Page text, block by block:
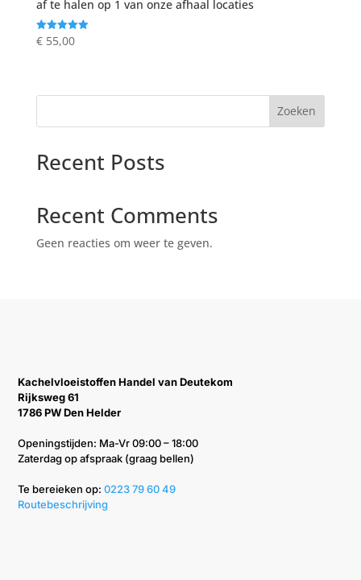
af te halen op 1 van onze afhaal locaties
Gewaardeerd
5.00
€55,00
Zoeken
Recent Posts
Recent Comments
Geen reacties om weer te geven.
Kachelvloeistoffen Handel van Deutekom
Rijksweg 61
1786 PW Den Helder
Openingstijden: Ma-Vr 09:00 – 18:00
Zaterdag op afspraak (graag bellen)
Te bereieken op: ‭0223 79 60 49‬
Routebeschrijving